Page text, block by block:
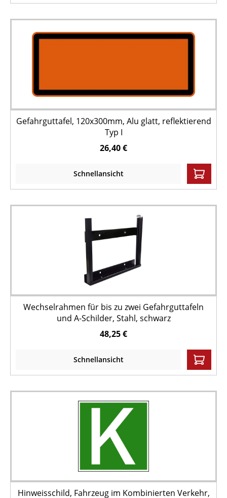
Gefahrguttafel, 120x300mm, Alu glatt, reflektierend
Typ I
26,40 €
Schnellansicht
Wechselrahmen für bis zu zwei Gefahrguttafeln
und A-Schilder, Stahl, schwarz
48,25 €
Schnellansicht
Hinweisschild, Fahrzeug im Kombinierten Verkehr,